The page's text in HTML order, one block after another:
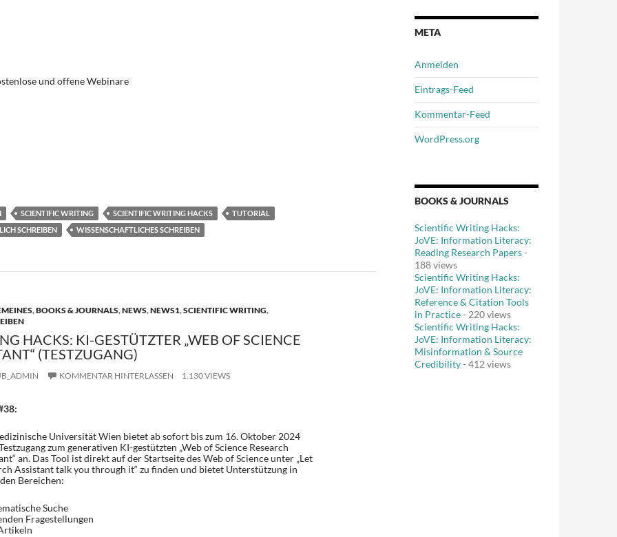
und offene Webinare
SCIENTIFIC WRITING SCIENTIFIC WRITING HACKS
TUTORIAL
SCHREIBEN WISSENSCHAFTLICHES SCHREIBEN
,BOOKS & JOURNALS,NEWS,NEWS1,SCIENTIFIC WRITING,
HACKS: KI-GESTÜTZTER „WEB OF SCIENCE
(TESTZUGANG)
KOMMENTAR HINTERLASSEN 1.130 VIEWS
Universität Wien bietet ab sofort bis zum 16. Oktober 2024
zum generativen KI-gestützten „Web of Science Research
an. Das Tool ist direkt auf der Startseite des Web of Science unter „Let
Assistant talk you through it“ zu finden und bietet Unterstützung in
Bereichen:
Suche
Fragestellungen
META
Anmelden
Eintrags-Feed
Kommentar-Feed
WordPress.org
BOOKS & JOURNALS
Scientific Writing Hacks:
JoVE: Information Literacy:
Reading Research Papers-
188 views
Scientific Writing Hacks:
JoVE: Information Literacy:
Reference & Citation Tools
in Practice- 220 views
Scientific Writing Hacks:
JoVE: Information Literacy:
Misinformation & Source
Credibility- 412 views